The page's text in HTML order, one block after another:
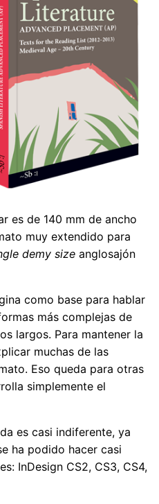
es de 140 mm de ancho
muy extendido para
demy size anglosajón
como base para hablar
más complejas de
largos. Para mantener la
muchas de las
Eso queda para otras
simplemente el
es casi indiferente, ya
ha podido hacer casi
InDesign CS2, CS3, CS4,